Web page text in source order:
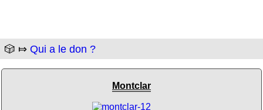
🎲 ⤇ Qui a le don ?
Montclar